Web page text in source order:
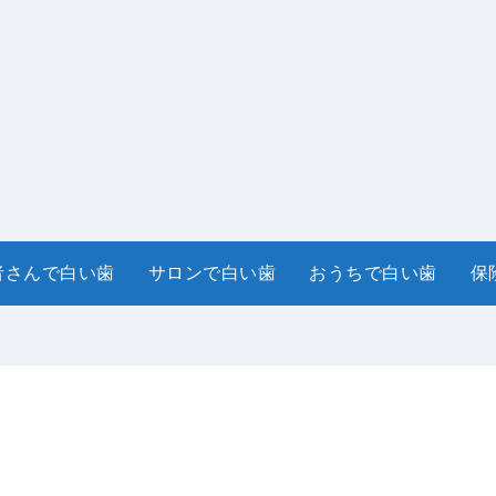
さんで白い歯 サロンで白い歯 おうちで白い歯 保